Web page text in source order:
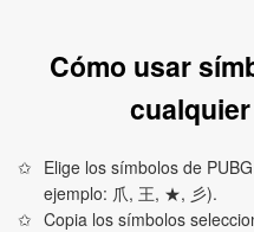
Cómo usar
Elige los símbolos de
ejemplo: 爪, 王, ★, 彡).
Copia los símbolos